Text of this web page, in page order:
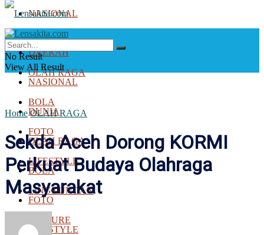
NASIONAL
DUNIA
OLAH RAGA
BOLA
FOTO
LIFESTYLE
LINGKUNGAN
FEATURE
DAERAH
NASIONAL
DUNIA
OLAH RAGA
BOLA
FOTO
LIFESTYLE
No Result
View All Result
Home OLAH RAGA
Sekda Aceh Dorong KORMI
Perkuat Budaya Olahraga
Masyarakat